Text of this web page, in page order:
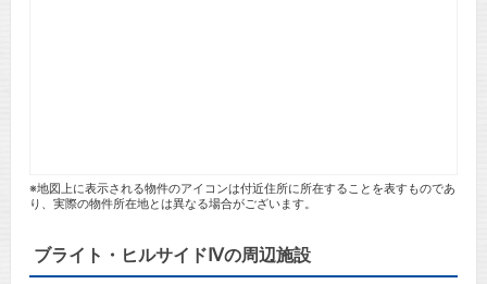
※地図上に表示される物件のアイコンは付近住所に所在することを表すものであ
り、実際の物件所在地とは異なる場合がございます。
ブライト・ヒルサイドⅣの周辺施設